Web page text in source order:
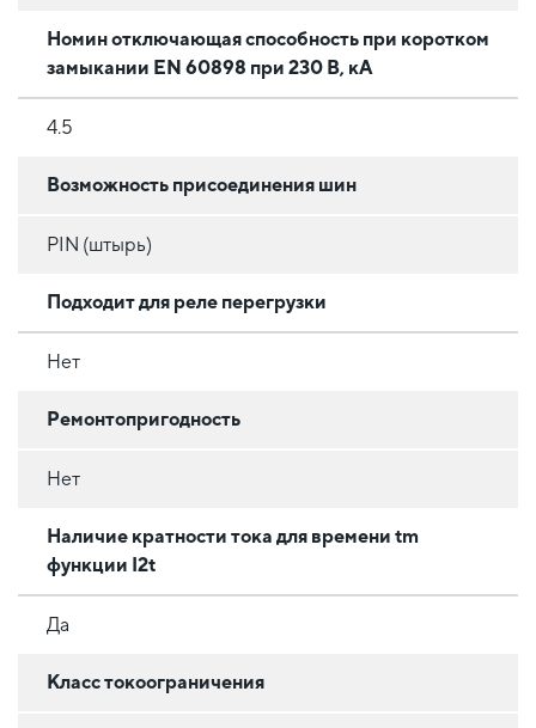
Номин отключающая способность при коротком
замыкании EN 60898 при 230 В, кА
4.5
Возможность присоединения шин
PIN (штырь)
Подходит для реле перегрузки
Нет
Ремонтопригодность
Нет
Наличие кратности тока для времени tm
функции I2t
Да
Класс токоограничения